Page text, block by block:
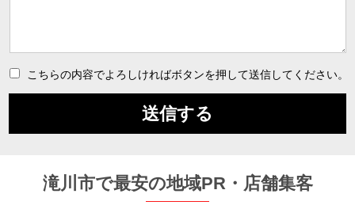
こちらの内容でよろしければボタンを押して送信してください。
滝川市で最安の地域PR・店舗集客